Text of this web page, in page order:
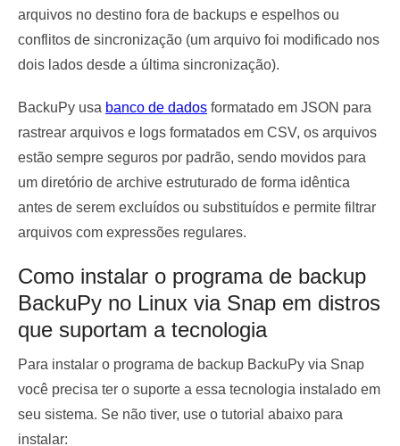
arquivos no destino fora de backups e espelhos ou
conflitos de sincronização (um arquivo foi modificado nos
dois lados desde a última sincronização).
BackuPy usa banco de dados formatado em JSON para
rastrear arquivos e logs formatados em CSV, os arquivos
estão sempre seguros por padrão, sendo movidos para
um diretório de archive estruturado de forma idêntica
antes de serem excluídos ou substituídos e permite filtrar
arquivos com expressões regulares.
Como instalar o programa de backup
BackuPy no Linux via Snap em distros
que suportam a tecnologia
Para instalar o programa de backup BackuPy via Snap
você precisa ter o suporte a essa tecnologia instalado em
seu sistema. Se não tiver, use o tutorial abaixo para
instalar: